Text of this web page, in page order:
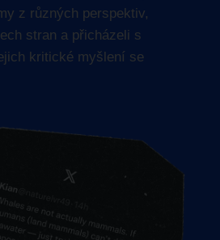
z různých perspektiv,
stran a přicházeli s
kritické myšlení se